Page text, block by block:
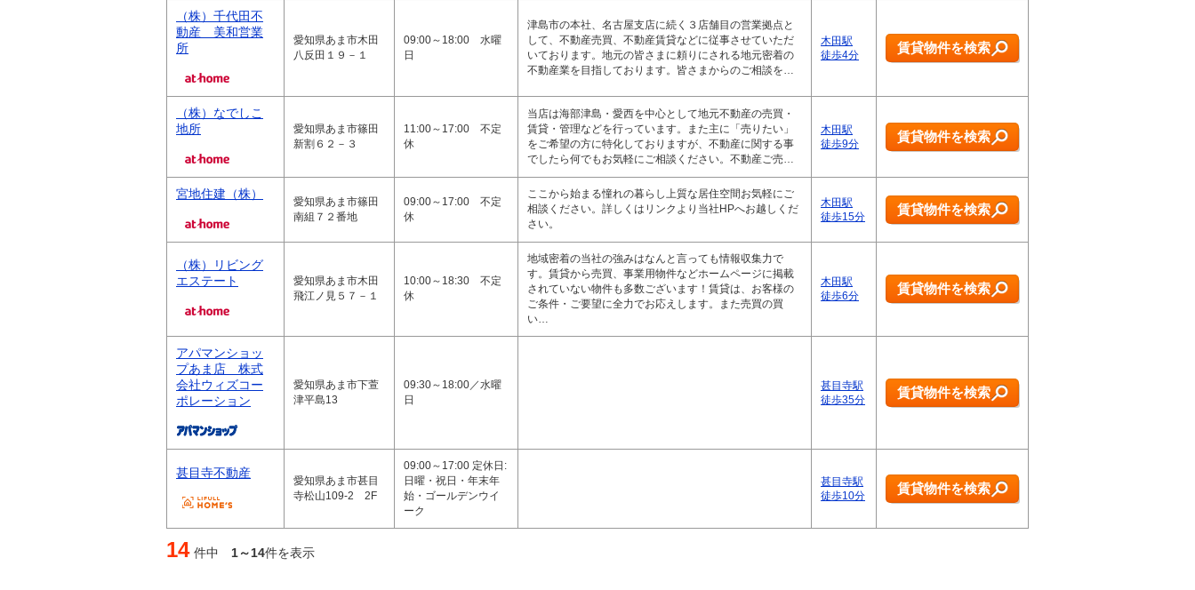
（株）千代田不
動産 美和営業
所
愛知県あま市木田
八反田１９－１
09:00～18:00 水曜
日
津島市の本社、名古屋支店に続く３店舗目の営業拠点と
して、不動産売買、不動産賃貸などに従事させていただ
いております。地元の皆さまに頼りにされる地元密着の
不動産業を目指しております。皆さまからのご相談を…
木田駅
徒歩4分
賃貸物件を検索
（株）なでしこ
地所
愛知県あま市篠田
新割６２－３
11:00～17:00 不定
休
当店は海部津島・愛西を中心として地元不動産の売買・
賃貸・管理などを行っています。また主に「売りたい」
をご希望の方に特化しておりますが、不動産に関する事
でしたら何でもお気軽にご相談ください。不動産ご売…
木田駅
徒歩9分
賃貸物件を検索
宮地住建（株）
愛知県あま市篠田
南組７２番地
09:00～17:00 不定
休
ここから始まる憧れの暮らし上質な居住空間お気軽にご
相談ください。詳しくはリンクより当社HPへお越しくだ
さい。
木田駅
徒歩15分
賃貸物件を検索
（株）リビング
エステート
愛知県あま市木田
飛江ノ見５７－１
10:00～18:30 不定
休
地域密着の当社の強みはなんと言っても情報収集力で
す。賃貸から売買、事業用物件などホームページに掲載
されていない物件も多数ございます！賃貸は、お客様の
ご条件・ご要望に全力でお応えします。また売買の買
い…
木田駅
徒歩6分
賃貸物件を検索
アパマンショッ
プあま店 株式
会社ウィズコー
ポレーション
愛知県あま市下萱
津平島13
09:30～18:00／水曜
日
甚目寺駅
徒歩35分
賃貸物件を検索
甚目寺不動産
愛知県あま市甚目
寺松山109-2 2F
09:00～17:00 定休日:
日曜・祝日・年末年
始・ゴールデンウイ
ーク
甚目寺駅
徒歩10分
賃貸物件を検索
14 件中 1～14件を表示